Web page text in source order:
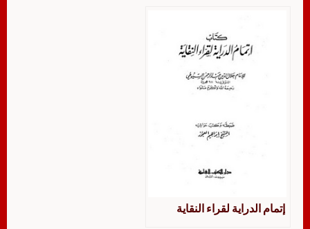
إتمام الدراية لقراء النقاية